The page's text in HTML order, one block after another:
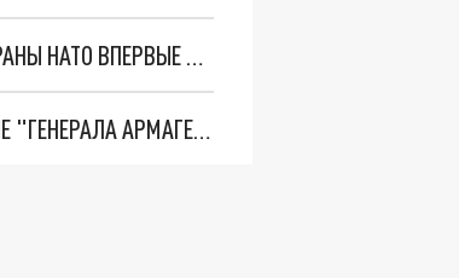
"ОЧЕНЬ ПЛОХИЕ НОВОСТИ": БОЛЬШАЯ ОШИБКА PALANTIR В РОССИИ. СТРАНЫ НАТО ВПЕРВЫЕ ЗА СВО ОСТАНОВИЛИ ПОСТАВКИ ОРУЖИЯ. ВСУ ТЕРЯЮТ ПРИГРАНИЧЬЕ?
ТРИ ГЛАВНЫХ ИНСАЙДА ОБ СВО. ОТМЕНА МОБИЛИЗАЦИИ И ВОЗВРАЩЕНИЕ "ГЕНЕРАЛА АРМАГЕДДОНА"? ОТЛИЧНЫЕ НОВОСТИ, КОТОРЫЕ ЖДАЛИ ВСЕ